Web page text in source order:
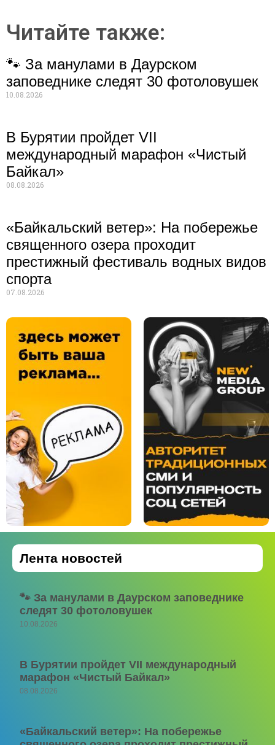
Читайте также:
🐾 За манулами в Даурском
заповеднике следят 30 фотоловушек
10.08.2026
В Бурятии пройдет VII
международный марафон «Чистый
Байкал»
08.08.2026
«Байкальский ветер»: На побережье
священного озера проходит
престижный фестиваль водных видов
спорта
07.08.2026
Лента новостей
🐾 За манулами в Даурском заповеднике
следят 30 фотоловушек
10.08.2026
В Бурятии пройдет VII международный
марафон «Чистый Байкал»
08.08.2026
«Байкальский ветер»: На побережье